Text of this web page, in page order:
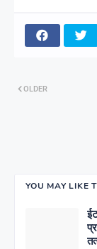
OLDER
YOU MAY LIKE